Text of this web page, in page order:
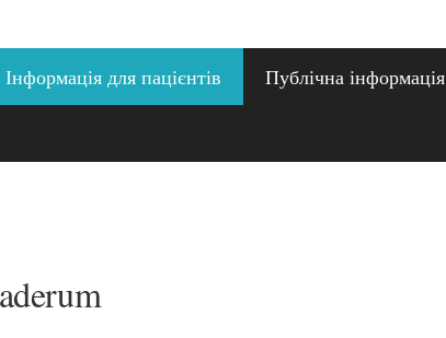
Інформація для пацієнтів Публічна інформація